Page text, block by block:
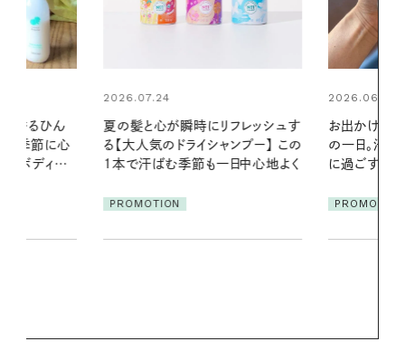
レッシュす
プー】 この
中心地よく
2026.06.01
お出かけ前のひと手間で変わる、夏
の一日。汗ばむ季節を「ごきげん」
に過ごす私の新習慣
PROMOTION
2026.07.21
発・ベーリングの
リーとの重